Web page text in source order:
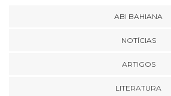
ABI BAHIANA
NOTÍCIAS
ARTIGOS
LITERATURA